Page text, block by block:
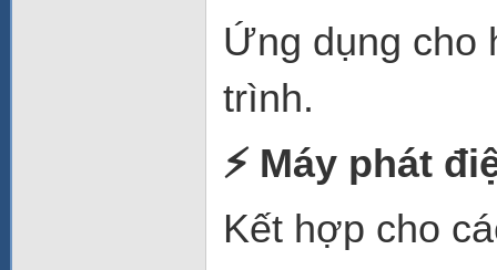
Ứng dụng cho
trình.
⚡Máy phát
Kết hợp cho